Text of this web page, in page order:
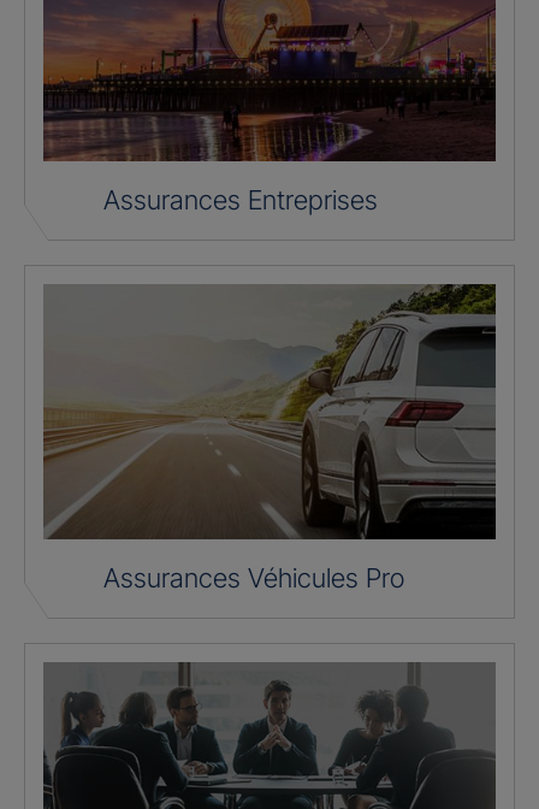
Assurances Entreprises
Assurances Véhicules Pro